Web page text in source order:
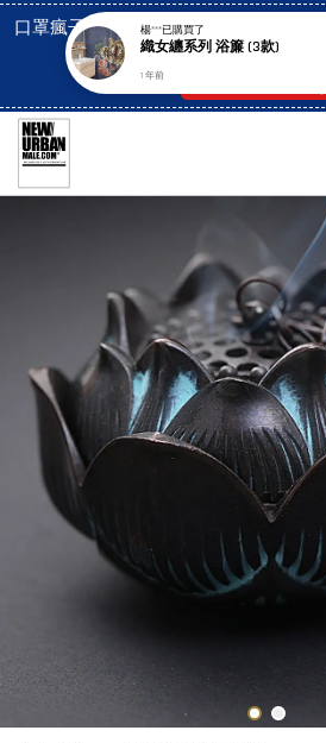
口罩瘋子官網, 放心訂購! 香港澳門信用
市貨到付款也是!
楊***已購買了
織女纏系列 浴簾 (3款)
1 年前